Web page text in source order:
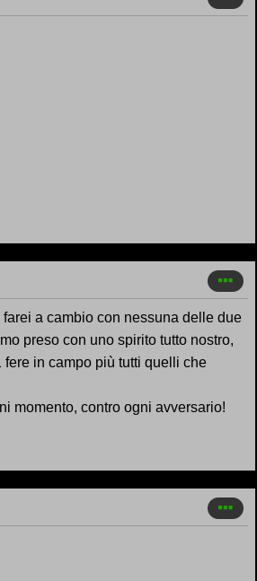
a cambio con nessuna delle due
preso con uno spirito tutto nostro,
in campo più tutti quelli che
momento, contro ogni avversario!